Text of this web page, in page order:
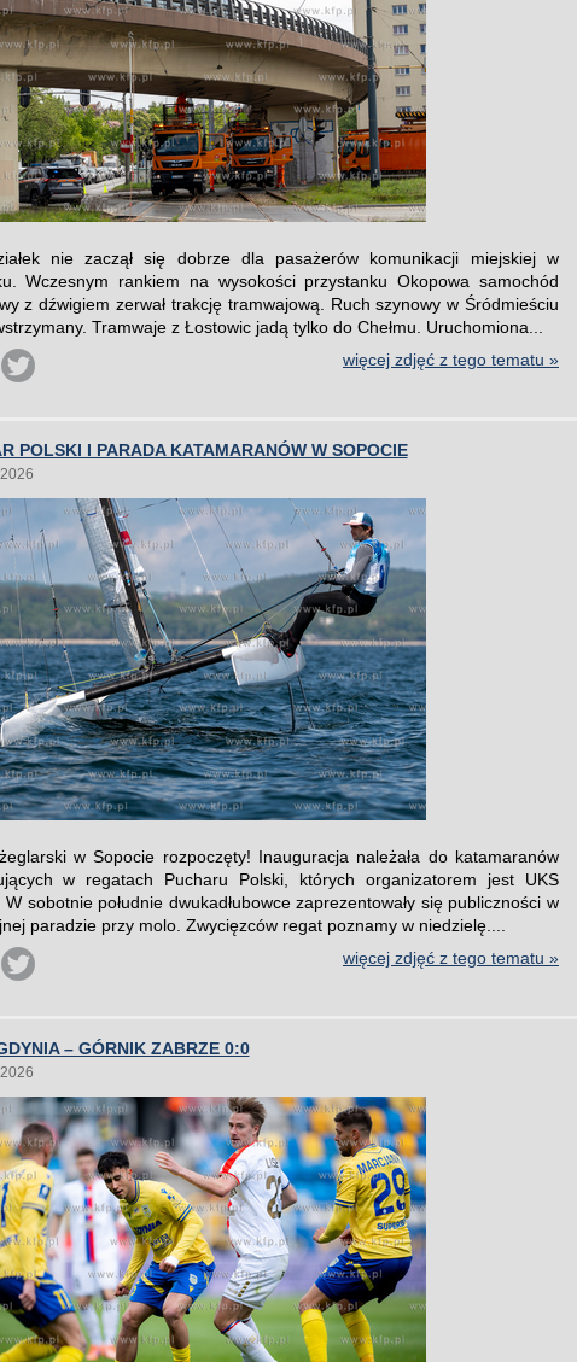
nie zaczął się dobrze dla pasażerów komunikacji miejskiej w
Wczesnym rankiem na wysokości przystanku Okopowa samochód
z dźwigiem zerwał trakcję tramwajową. Ruch szynowy w Śródmieściu
Tramwaje z Łostowic jadą tylko do Chełmu. Uruchomiona...
więcej zdjęć z tego tematu »
POLSKI I PARADA KATAMARANÓW W SOPOCIE
w Sopocie rozpoczęty! Inauguracja należała do katamaranów
w regatach Pucharu Polski, których organizatorem jest UKS
W sobotnie południe dwukadłubowce zaprezentowały się publiczności w
paradzie przy molo. Zwycięzców regat poznamy w niedzielę....
więcej zdjęć z tego tematu »
– GÓRNIK ZABRZE 0:0